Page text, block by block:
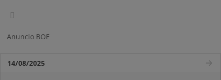
Anuncio BOE
14/08/2025